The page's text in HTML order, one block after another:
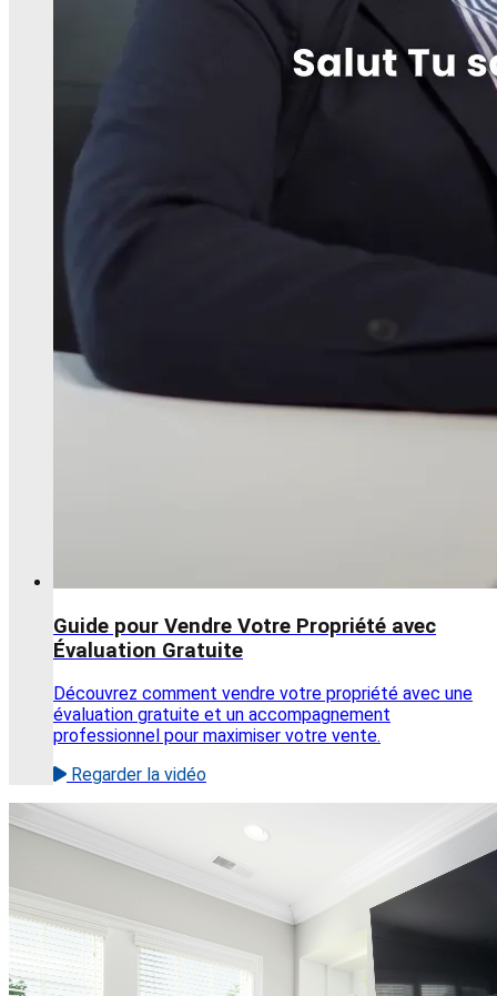
Guide pour Vendre Votre Propriété avec
Évaluation Gratuite
Découvrez comment vendre votre propriété avec une
évaluation gratuite et un accompagnement
professionnel pour maximiser votre vente.
Regarder la vidéo